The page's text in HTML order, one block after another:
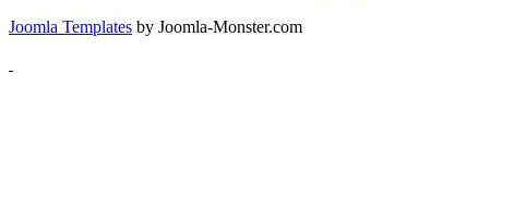
Joomla Templates by Joomla-Monster.com